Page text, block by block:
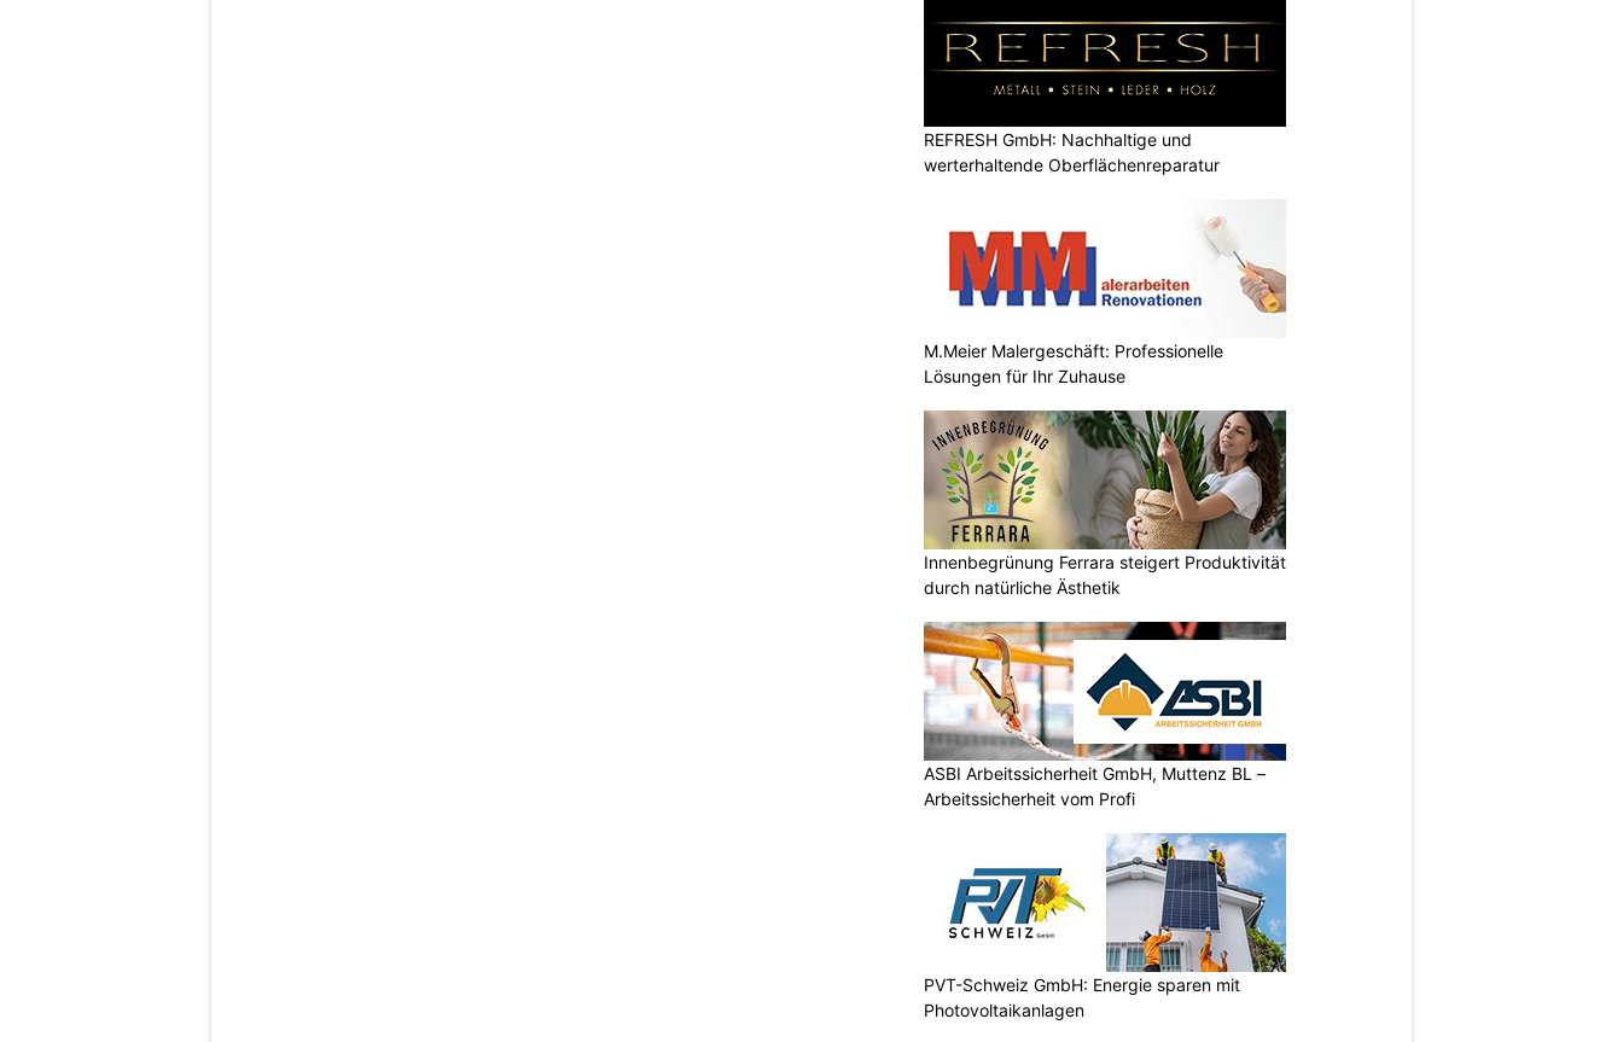
REFRESH GmbH: Nachhaltige und
werterhaltende Oberflächenreparatur
M.Meier Malergeschäft: Professionelle
Lösungen für Ihr Zuhause
Innenbegrünung Ferrara steigert Produktivität
durch natürliche Ästhetik
ASBI Arbeitssicherheit GmbH, Muttenz BL –
Arbeitssicherheit vom Profi
PVT-Schweiz GmbH: Energie sparen mit
Photovoltaikanlagen